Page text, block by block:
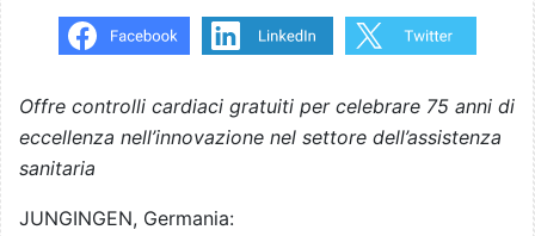
Offre controlli cardiaci gratuiti per celebrare 75 anni di
eccellenza nell’innovazione nel settore dell’assistenza
sanitaria
JUNGINGEN, Germania: